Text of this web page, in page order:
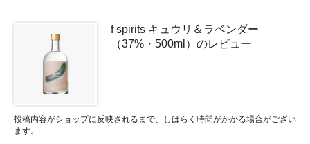
f spirits キュウリ＆ラベンダー
（37%・500ml）のレビュー
投稿内容がショップに反映されるまで、しばらく時間がかかる場合がござい
ます。